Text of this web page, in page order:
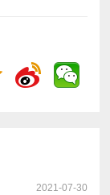
2021-07-30